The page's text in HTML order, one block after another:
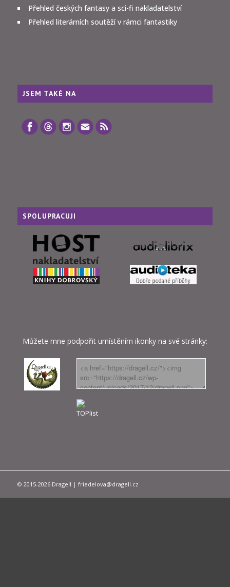
Přehled českých fantasy a sci-fi nakladatelství
Přehled literárních soutěží v rámci fantastiky
JSEM TAKÉ NA
SPOLUPRACUJI
Můžete mne podpořit umístěním ikonky na své stránky:
© 2015-2026 Dragell | friedelova@dragell.cz